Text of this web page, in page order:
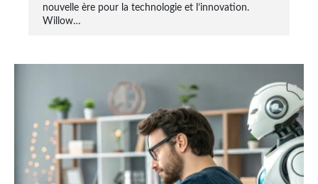
nouvelle ère pour la technologie et l’innovation.
Willow…